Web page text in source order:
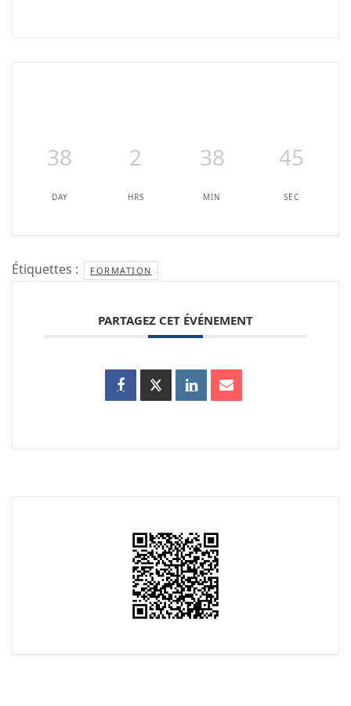
38
DAY
2
HRS
38
MIN
45
SEC
Étiquettes : FORMATION
PARTAGEZ CET ÉVÉNEMENT